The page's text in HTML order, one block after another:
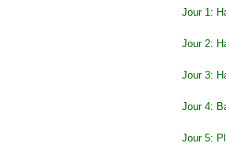
Jour 1:
Jour 2:
Jour 3:
Jour 4:
Jour 5: